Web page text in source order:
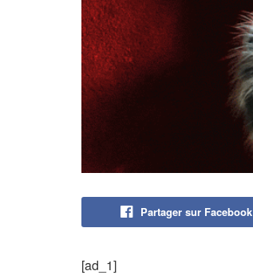
Partager sur Facebook
[ad_1]